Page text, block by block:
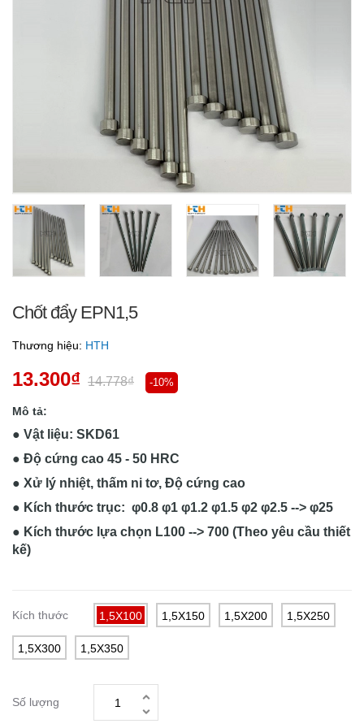
Chốt đẩy EPN1,5
Thương hiệu: HTH
13.300₫ 14.778₫ -10%
Mô tả:
● Vật liệu: SKD61
● Độ cứng cao 45 - 50 HRC
● Xử lý nhiệt, thấm ni tơ, Độ cứng cao
● Kích thước trục: φ0.8 φ1 φ1.2 φ1.5 φ2 φ2.5 --> φ25
● Kích thước lựa chọn L100 --> 700 (Theo yêu cầu thiết
kế)
Kích thước 1,5X100 1,5X150 1,5X200 1,5X250
1,5X300 1,5X350
Số lượng